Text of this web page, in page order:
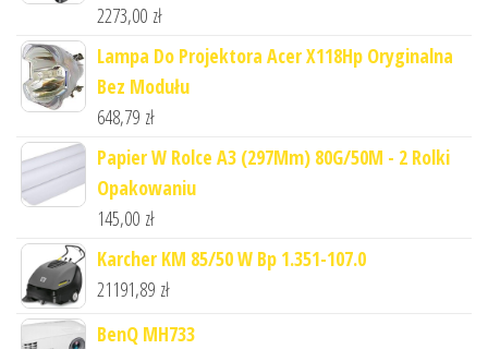
2273,00 zł
Lampa Do Projektora Acer X118Hp Oryginalna
Bez Modułu
648,79 zł
Papier W Rolce A3 (297Mm) 80G/50M - 2 Rolki
Opakowaniu
145,00 zł
Karcher KM 85/50 W Bp 1.351-107.0
21191,89 zł
BenQ MH733